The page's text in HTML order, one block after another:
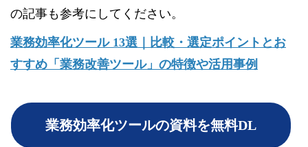
の記事も参考にしてください。
業務効率化ツール 13選｜比較・選定ポイントとお
すすめ「業務改善ツール」の特徴や活用事例
業務効率化ツールの資料を無料DL